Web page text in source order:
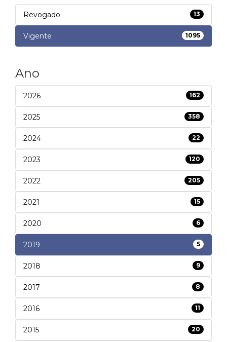
Revogado 13
Vigente 1095
Ano
2026 162
2025 358
2024 22
2023 120
2022 205
2021 15
2020 6
2019 5
2018 9
2017 8
2016 11
2015 20